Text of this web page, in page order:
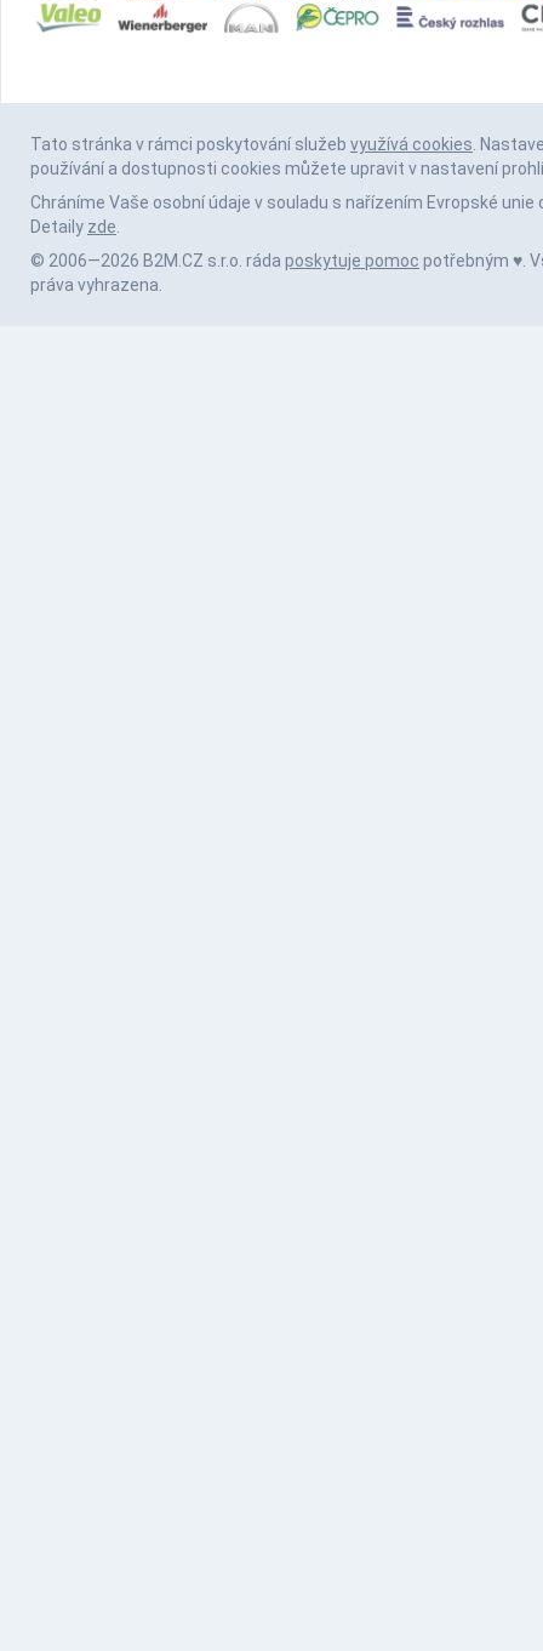
Tato stránka v rámci poskytování služeb využívá cookies.
používání a dostupnosti cookies můžete upravit v nastavení
Chráníme Vaše osobní údaje v souladu s nařízením Evropské unie
Detaily zde.
© 2006—2026 B2M.CZ s.r.o. ráda poskytuje pomoc potřebným ♥️.
práva vyhrazena.